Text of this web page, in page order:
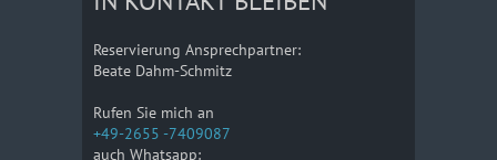
Reservierung Ansprechpartner:
Beate Dahm-Schmitz
Rufen Sie mich an
+49-2655 -7409087
auch Whatsapp: